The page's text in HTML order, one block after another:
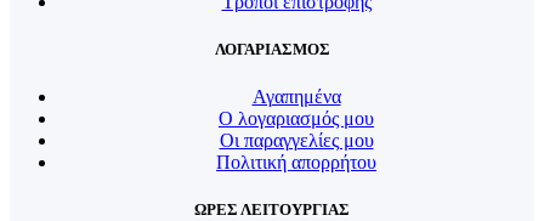
ΛΟΓΑΡΙΑΣΜΟΣ
Αγαπημένα
Ο λογαριασμός μου
Οι παραγγελίες μου
Πολιτική απορρήτου
ΩΡΕΣ ΛΕΙΤΟΥΡΓΙΑΣ